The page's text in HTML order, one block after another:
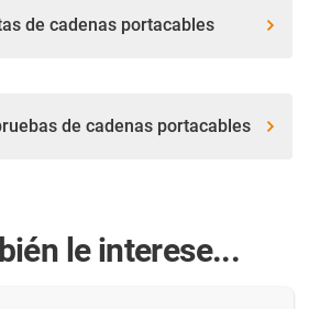
de cadenas portacables
de cadenas portacables
le interese...